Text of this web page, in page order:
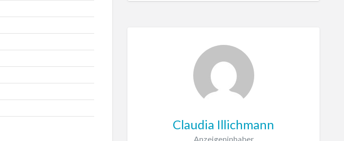
Claudia Illichmann
Anzeigeninhaber